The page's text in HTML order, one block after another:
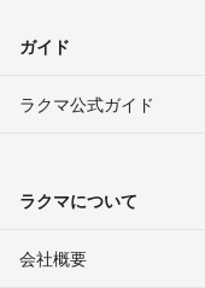
ガイド
ラクマ公式ガイド
ラクマについて
会社概要